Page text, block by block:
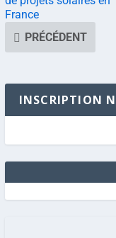
France
PRÉCÉDENT
INSCRIPTION